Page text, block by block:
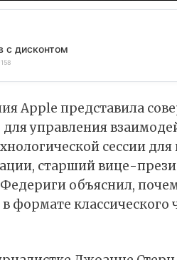
с дисконтом
Apple представила
управления
сессии
старший вице-
объяснил,
классического